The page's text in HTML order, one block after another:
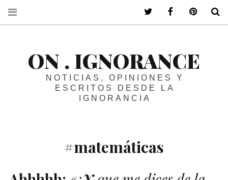
ON . IGNORANCE
NOTICIAS, OPINIONES Y
ESCRITOS DESDE LA
IGNORANCIA
#matemáticas
ir a mi twitterir a mi facebook
ir a mi